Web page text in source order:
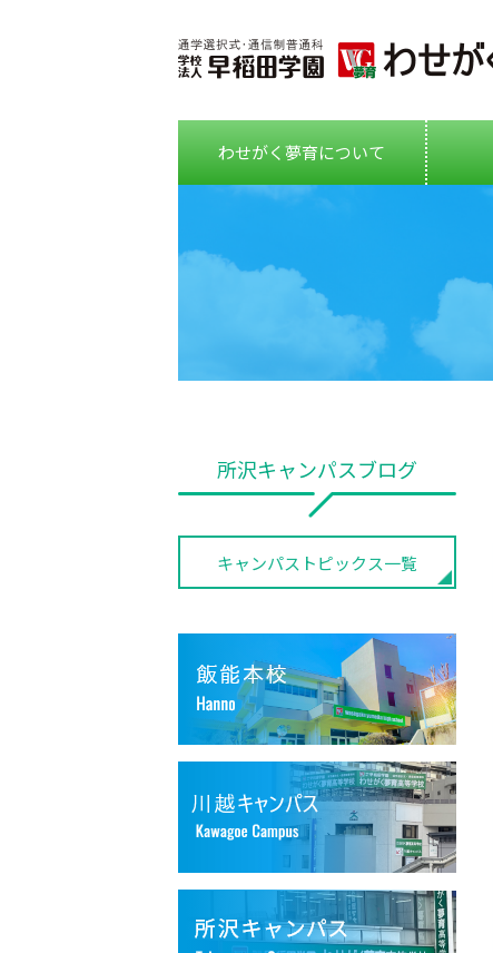
わせがく夢育について
所沢キャンパスブログ
キャンパストピックス一覧